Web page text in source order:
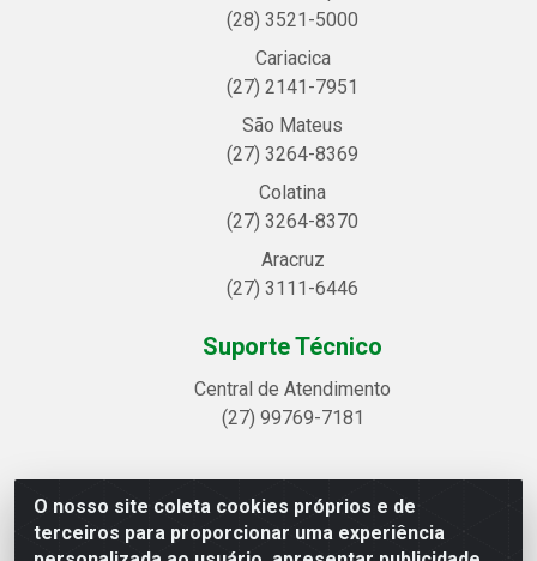
O nosso site coleta cookies próprios e de
terceiros para proporcionar uma experiência
(28) 3521-5000
Cariacica
(27) 2141-7951
São Mateus
(27) 3264-8369
Colatina
(27) 3264-8370
Aracruz
(27) 3111-6446
Suporte Técnico
Central de Atendimento
(27) 99769-7181
Linhavix Distribuidora LTDA - Avenida Alegre, 2521 -
Quadra314 Lote 05 e 07 - Shell, Linhares/ES - CEP